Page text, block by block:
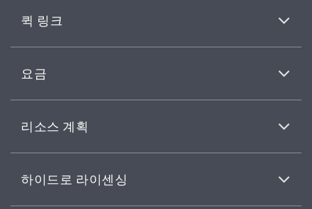
퀵 링크
요금
리소스 계획
하이드로 라이센싱